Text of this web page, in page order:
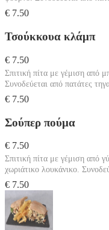
€ 7.50
Τσούκκουα κλάμπ
€ 7.50
Σπιτική πίτα με γέμιση από
Συνοδεύεται από πατάτες
€ 7.50
Σούπερ πούμα
€ 7.50
Σπιτική πίτα με γέμιση από
χωριάτικο λουκάνικο.
€ 7.50